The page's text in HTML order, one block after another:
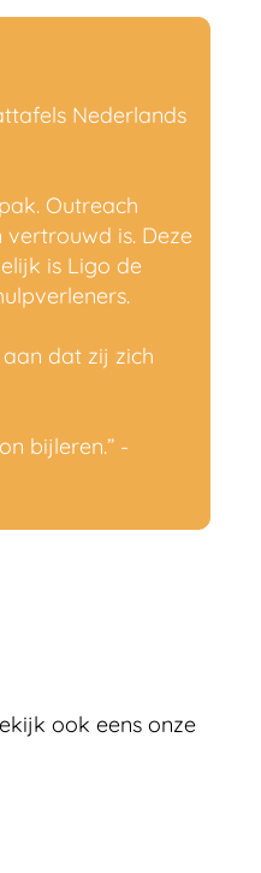
Nederlands
Outreach
is. Deze
is Ligo de
dat zij zich
bijleren.” -
ook eens onze